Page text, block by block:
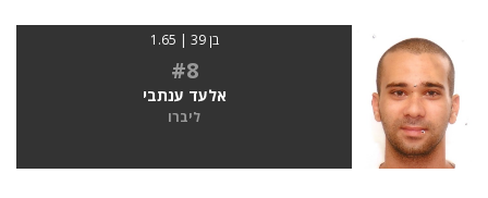
בן 39 | 1.65
#8
אלעד ענתבי
ליברו